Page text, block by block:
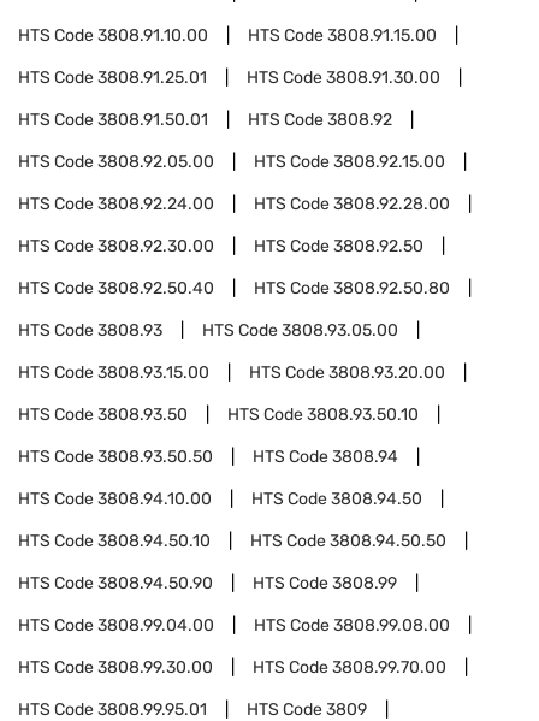
HTS Code3808.91.10.00 HTS Code3808.91.15.00
HTS Code3808.91.25.01 HTS Code3808.91.30.00
HTS Code3808.91.50.01 HTS Code3808.92
HTS Code3808.92.05.00 HTS Code3808.92.15.00
HTS Code3808.92.24.00 HTS Code3808.92.28.00
HTS Code3808.92.30.00 HTS Code3808.92.50
HTS Code3808.92.50.40 HTS Code3808.92.50.80
HTS Code3808.93 HTS Code3808.93.05.00
HTS Code3808.93.15.00 HTS Code3808.93.20.00
HTS Code3808.93.50 HTS Code3808.93.50.10
HTS Code3808.93.50.50 HTS Code3808.94
HTS Code3808.94.10.00 HTS Code3808.94.50
HTS Code3808.94.50.10 HTS Code3808.94.50.50
HTS Code3808.94.50.90 HTS Code3808.99
HTS Code3808.99.04.00 HTS Code3808.99.08.00
HTS Code3808.99.30.00 HTS Code3808.99.70.00
HTS Code3808.99.95.01 HTS Code3809